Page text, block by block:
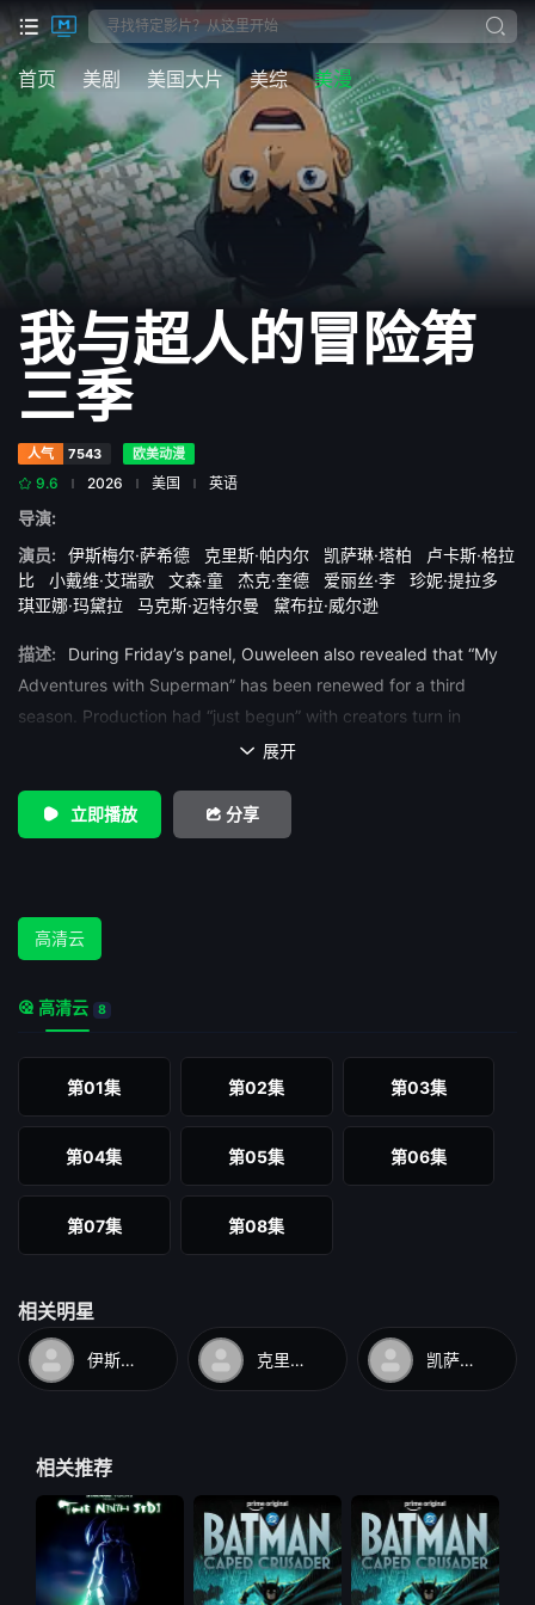
首页 美剧 美国大片 美综 美漫
我与超人的冒险第
三季
人气 7543 欧美动漫
9.6 2026 美国 英语
导演:
演员:
伊斯梅尔·萨希德 克里斯·帕内尔 凯萨琳·塔柏
卢卡斯·格拉
比
小戴维·艾瑞歌 文森·童 杰克·奎德 爱丽丝·李
珍妮·提拉多
琪亚娜·玛黛拉
马克斯·迈特尔曼 黛布拉·威尔逊
描述:
During Friday’s panel, Ouweleen also revealed that “My
Adventures with Superman” has been renewed for a third
season. Production had “just begun” with creators turn in
 展开
立即播放 分享
高清云
高清云 8
第01集 第02集 第03集
第04集 第05集 第06集
第07集 第08集
相关明星
伊斯梅尔·萨希德 克里斯·帕内尔 凯萨琳·塔柏
相关推荐